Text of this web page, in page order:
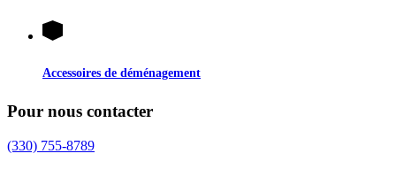
Accessoires de déménagement
Pour nous contacter
(330) 755-8789